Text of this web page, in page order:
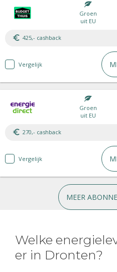
Groen
uit EU
425,- cashback
Vergelijk
Groen
uit EU
270,- cashback
Vergelijk
MEER
Welke
er in Dronten?